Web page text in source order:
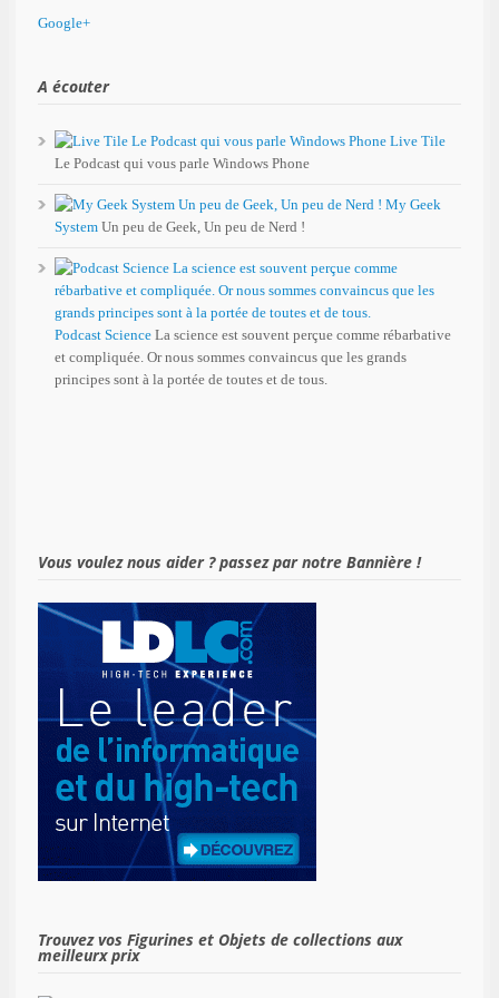
Google+
A écouter
Live Tile
Le Podcast qui vous parle Windows Phone
My Geek
System Un peu de Geek, Un peu de Nerd !
Podcast Science La science est souvent perçue comme rébarbative
et compliquée. Or nous sommes convaincus que les grands
principes sont à la portée de toutes et de tous.
Vous voulez nous aider ? passez par notre Bannière !
Trouvez vos Figurines et Objets de collections aux
meilleurx prix